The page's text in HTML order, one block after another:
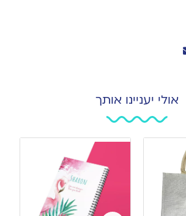
אולי יעניינו אותך